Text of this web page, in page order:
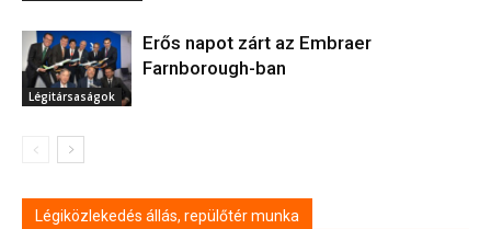
Légitársaságok
Erős napot zárt az Embraer
Farnborough-ban
Légiközlekedés állás, repülőtér munka